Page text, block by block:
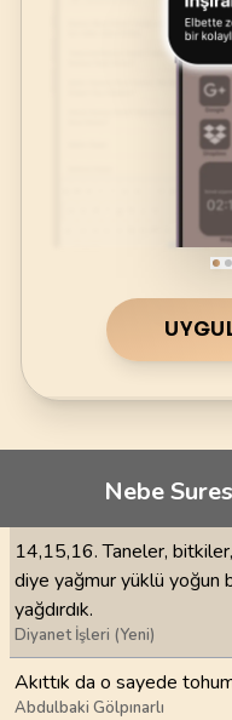
Nebe
14,15,16. Taneler,
diye yağmur yüklü yoğun
yağdırdık.
Diyanet İşleri (Yeni)
Akıttık da o sayede
Abdulbaki Gölpınarlı